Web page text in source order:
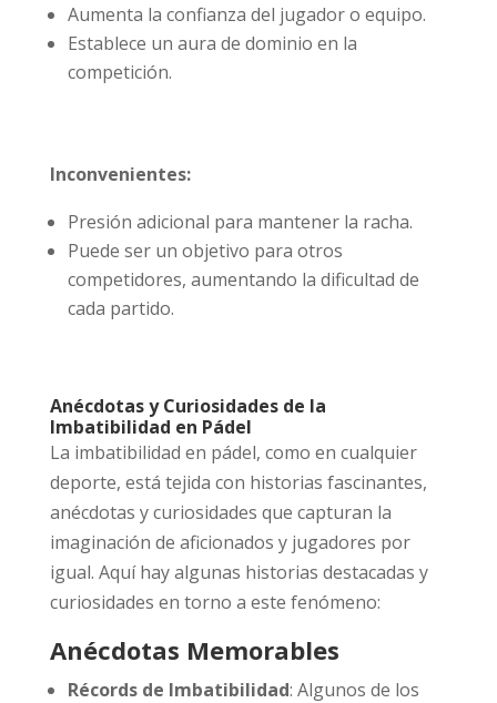
Aumenta la confianza del jugador o equipo.
Establece un aura de dominio en la
competición.
Inconvenientes:
Presión adicional para mantener la racha.
Puede ser un objetivo para otros
competidores, aumentando la dificultad de
cada partido.
Anécdotas y Curiosidades de la
Imbatibilidad en Pádel
La imbatibilidad en pádel, como en cualquier
deporte, está tejida con historias fascinantes,
anécdotas y curiosidades que capturan la
imaginación de aficionados y jugadores por
igual. Aquí hay algunas historias destacadas y
curiosidades en torno a este fenómeno:
Anécdotas Memorables
Récords de Imbatibilidad: Algunos de los